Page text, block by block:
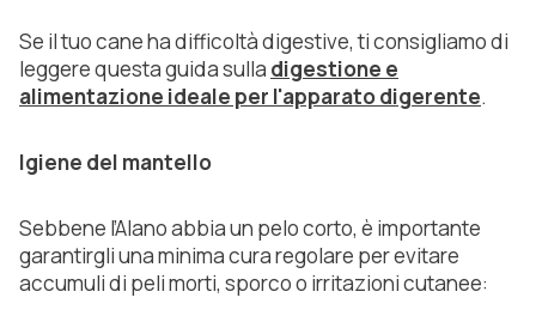
Se il tuo cane ha difficoltà digestive, ti consigliamo di
leggere questa guida sulla digestione e
alimentazione ideale per l'apparato digerente.
Igiene del mantello
Sebbene l’Alano abbia un pelo corto, è importante
garantirgli una minima cura regolare per evitare
accumuli di peli morti, sporco o irritazioni cutanee: